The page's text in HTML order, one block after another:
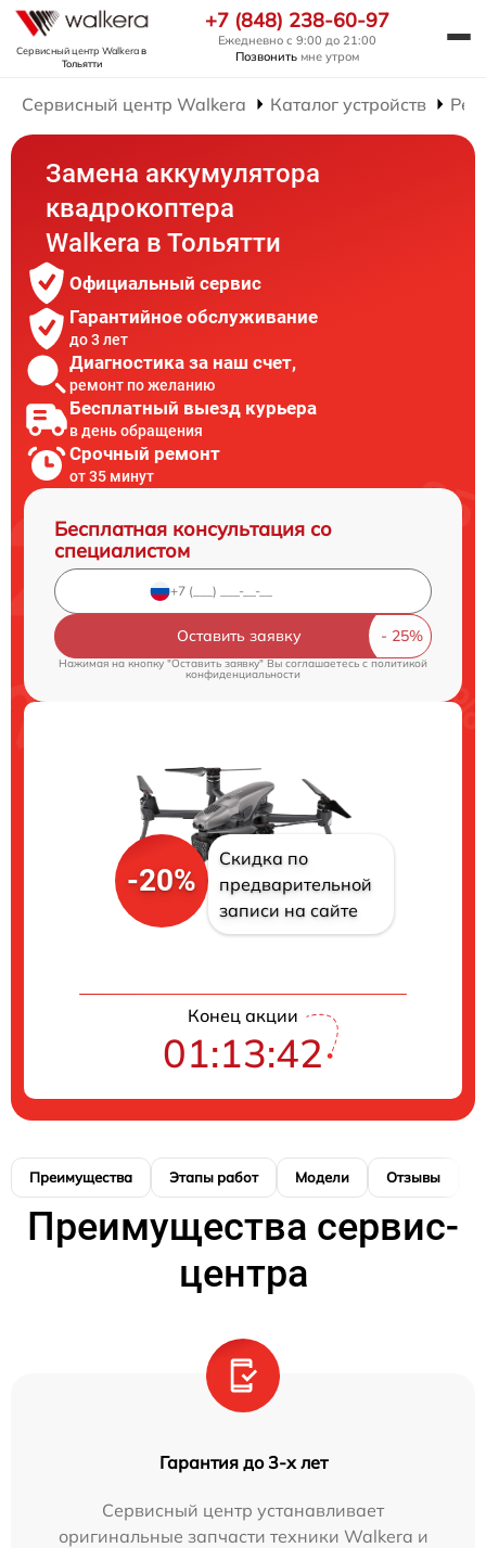
Сервисный центр Walkeraв
Тольятти
+7 (848) 238-60-97
Ежедневно с 9:00 до 21:00
Позвонить мне утром
Сервисный центр Walkera Каталог устройств
Замена аккумулятора
квадрокоптера
Walkera в Тольятти
Официальный сервис
Гарантийное обслуживание
до 3 лет
Диагностика за наш счет,
ремонт по желанию
Бесплатный выезд курьера
в день обращения
Срочный ремонт
от 35 минут
Бесплатная консультация со
специалистом
Оставить заявку
Нажимая на кнопку "Оставить заявку" Вы соглашаетесь cполитикой
конфиденциальности
-20%
Скидка по
предварительной
записи на сайте
Конец акции
01:13:42
Преимущества Этапы работ Модели Отзывы
Преимущества сервис-
центра
Гарантия до 3-х лет
Сервисный центр устанавливает
оригинальные запчасти техники Walkera и